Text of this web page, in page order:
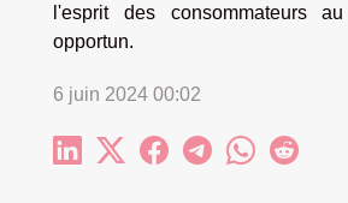
l'esprit des consommateurs
opportun.
6 juin 2024 00:02